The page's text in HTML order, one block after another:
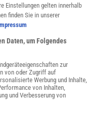
Einstellungen gelten innerhalb
finden Sie in unserer
Daten, um Folgendes
zur
von oder Zugriff auf
Werbung und Inhalte,
von Inhalten,
und Verbesserung von